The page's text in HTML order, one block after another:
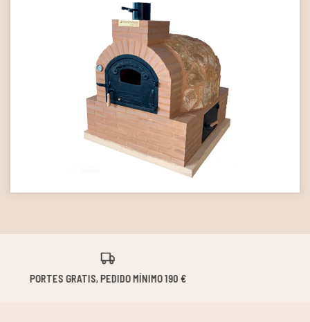
24/72H PAQUETERÍA | 20/40 DÍAS HORNOS